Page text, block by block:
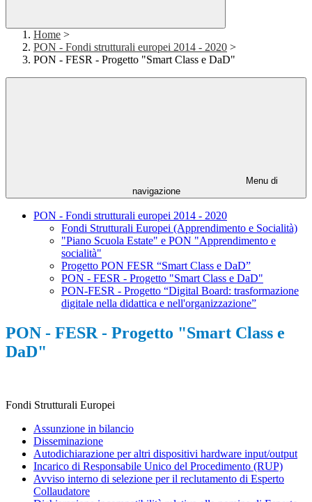
Home >
PON - Fondi strutturali europei 2014 - 2020 >
PON - FESR - Progetto "Smart Class e DaD"
Menu di
navigazione
PON - Fondi strutturali europei 2014 - 2020
Fondi Strutturali Europei (Apprendimento e Socialità)
"Piano Scuola Estate" e PON "Apprendimento e
socialità"
Progetto PON FESR “Smart Class e DaD”
PON - FESR - Progetto "Smart Class e DaD"
PON-FESR - Progetto “Digital Board: trasformazione
digitale nella didattica e nell'organizzazione”
PON - FESR - Progetto "Smart Class e
DaD"
Fondi Strutturali Europei
Assunzione in bilancio
Disseminazione
Autodichiarazione per altri dispositivi hardware input/output
Incarico di Responsabile Unico del Procedimento (RUP)
Avviso interno di selezione per il reclutamento di Esperto
Collaudatore